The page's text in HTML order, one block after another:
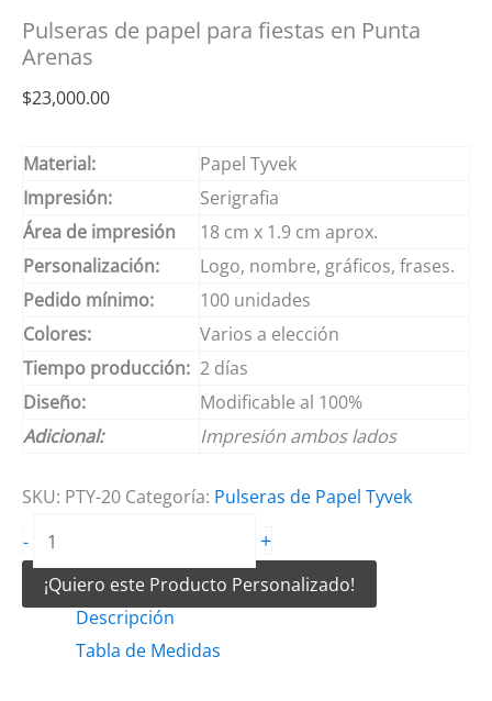
Pulseras de papel para fiestas en Punta
Arenas
$23,000.00
Material:
Papel Tyvek
Impresión:
Serigrafia
Área de impresión
18 cm x 1.9 cm aprox.
Personalización:
Logo, nombre, gráficos, frases.
Pedido mínimo:
100 unidades
Colores:
Varios a elección
Tiempo producción: 2 días
Diseño:
Modificable al 100%
Adicional:
Impresión ambos lados
SKU: PTY-20 Categoría: Pulseras de Papel Tyvek
-
de
papel
fiestas
+
¡Quiero este Producto Personalizado!
Descripción
Tabla de Medidas